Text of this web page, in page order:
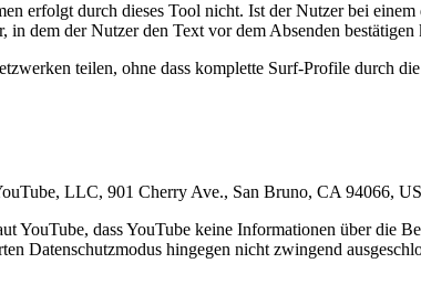
erfolgt durch dieses Tool nicht. Ist der Nutzer bei
dem der Nutzer den Text vor dem Absenden bestätigen
teilen, ohne dass komplette Surf-Profile durch
LLC, 901 Cherry Ave., San Bruno, CA 94066,
dass YouTube keine Informationen über die
Datenschutzmodus hingegen nicht zwingend